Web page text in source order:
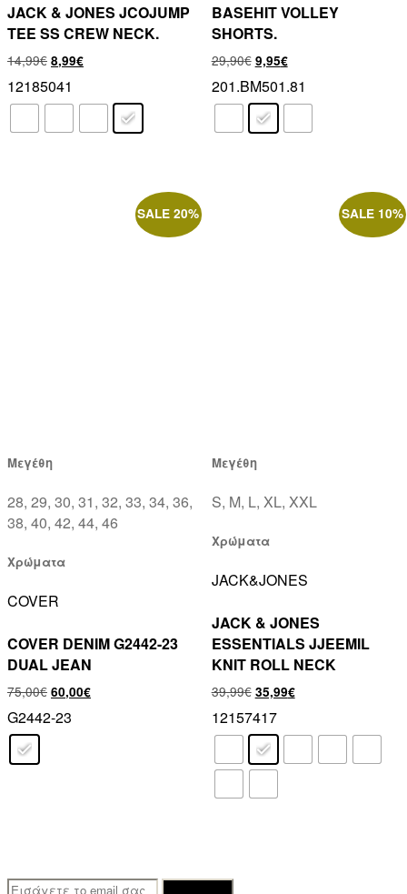
JACK & JONES JCOJUMP
TEE SS CREW NECK.
14,99€ 8,99€
12185041
BASEHIT VOLLEY
SHORTS.
29,90€ 9,95€
201.BM501.81
SALE 20%
Μεγέθη
28, 29, 30, 31, 32, 33, 34, 36,
38, 40, 42, 44, 46
Χρώματα
COVER
COVER DENIM G2442-23
DUAL JEAN
75,00€ 60,00€
G2442-23
SALE 10%
Μεγέθη
S, M, L, XL, XXL
Χρώματα
JACK&JONES
JACK & JONES
ESSENTIALS JJEEMIL
KNIT ROLL NECK
39,99€ 35,99€
12157417
E-